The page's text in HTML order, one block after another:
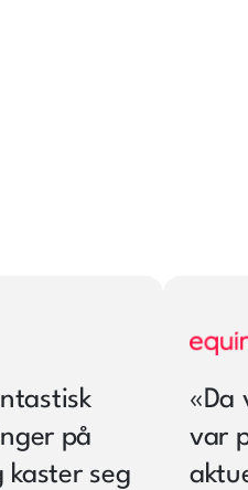
på
kaster seg
«Da
var